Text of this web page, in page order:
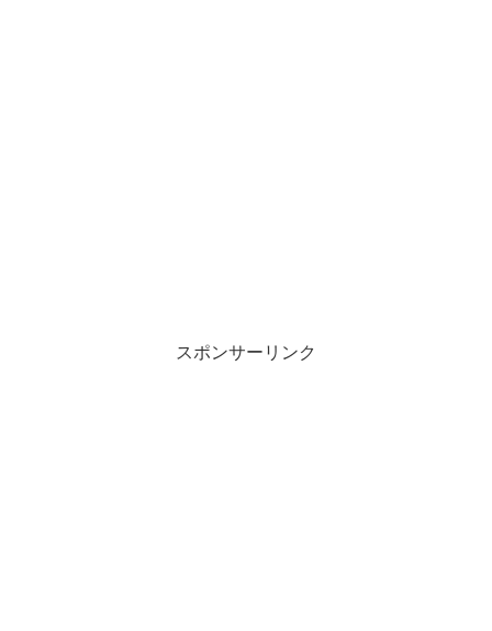
スポンサーリンク